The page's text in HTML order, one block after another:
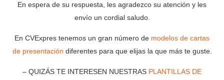
En espera de su respuesta, les agradezco su atención y les
envío un cordial saludo.
En CVExpres tenemos un gran número de modelos de cartas
de presentación diferentes para que elijas la que más te guste.
– QUIZÁS TE INTERESEN NUESTRAS PLANTILLAS DE